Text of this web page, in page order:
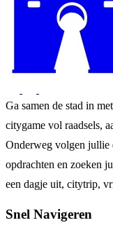
Ga samen de stad in
citygame vol raadsels,
Onderweg volgen jullie
opdrachten en zoeken
een dagje uit, citytrip,
Snel Navigeren